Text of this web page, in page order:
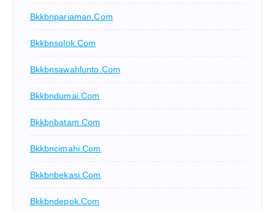
Bkkbnpariaman.com
Bkkbnsolok.com
Bkkbnsawahlunto.com
Bkkbndumai.com
Bkkbnbatam.com
Bkkbncimahi.com
Bkkbnbekasi.com
Bkkbndepok.com